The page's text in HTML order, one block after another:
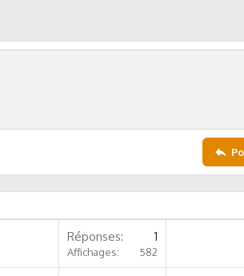
Réponses 1
Affichages 582